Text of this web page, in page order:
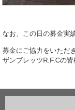
なお、この日の募金実
募金にご協力をいただ
ザンブレッツR.F.Cの